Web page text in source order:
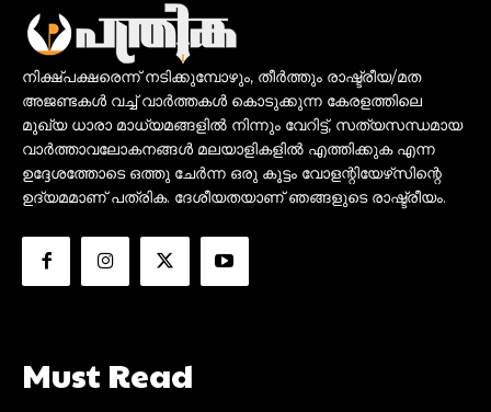
നിക്ഷ്പക്ഷരെന്ന് നടിക്കുമ്പോഴും, തീർത്തും രാഷ്ട്രീയ/മത
അജണ്ടകൾ വച്ച് വാർത്തകൾ കൊടുക്കുന്ന കേരളത്തിലെ
മുഖ്യ ധാരാ മാധ്യമങ്ങളിൽ നിന്നും വേറിട്ട്, സത്യസന്ധമായ
വാർത്താവലോകനങ്ങൾ മലയാളികളിൽ എത്തിക്കുക എന്ന
ഉദ്ദേശത്തോടെ ഒത്തു ചേർന്ന ഒരു കൂട്ടം വോളന്റിയേഴ്‌സിന്റെ
ഉദ്യമമാണ് പത്രിക. ദേശീയതയാണ് ഞങ്ങളുടെ രാഷ്ട്രീയം.
Must Read